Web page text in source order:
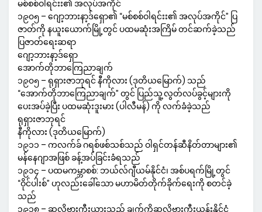
မစ်စစ်ဝါရင်းး၏ အလုပ်အကိုင်
၁၉၀၅ – ဂျော့ဘားနာ့ဒ်ရှော၏ “မစ်စစ်ဝါရင်းး၏ အလုပ်အကိုင်” ပြ
ဇာတ်ကို နယူးယောက်မြို့တွင် ပထမဆုံးအကြိမ် တင်ဆက်ခဲ့သည်
ပြဇာတ်ရေးဆရာ
ဂျော့ဘားနာ့ဒ်ရှော
အောက်တိုဘာကြေညာချက်
၁၉၀၅ – ရုရှားဇာဘုရင် နီကိုလား (ဒုတိယမြောက်) သည်
“အောက်တိုဘာကြေညာချက်” တွင် ပြည်သူ့လွတ်လပ်ခွင့်များကို
ပေးအပ်ခဲ့ပြီး ပထမဆုံးဒူးမား (ပါလီမန်) ကို လက်ခံခဲ့သည်
ရုရှားဇာဘုရင်
နီကိုလား (ဒုတိယမြောက်)
၁၉၁၁ – ကလက်ခ် ဂရစ်ဖစ်သစ်သည် ဝါရှင်တန်ဆီနိတ်တာများ၏
မန်နေဂျာအဖြစ် ခန့်အပ်ခြင်းခံရသည်
၁၉၁၄ – ပထမကမ္ဘာစစ်: ဘယ်လ်ဂျီယမ်နိုင်ငံ၊ အစ်ပရက်မြို့တွင်
“ဝိုင်ပါးစ်” ဟုလည်းခေါ်သော မဟာမိတ်တိုက်ခိုက်ရေးကို စတင်ခဲ့
သည်
၁၉၁၈ – ဆလိုဗားကီးယားသည် ချက်ကိုဆလိုဗားကီးယန်းနိုင်ငံ